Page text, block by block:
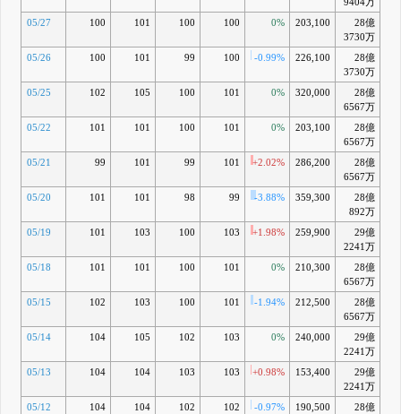
05/27
100 101 100 100 0% 203,100
28億
3730万
05/26 100 101 99 100 -0.99% 226,100
28億
3730万
05/25 102 105 100 101 0% 320,000
28億
6567万
05/22 101 101 100 101 0% 203,100
28億
6567万
05/21 99 101 99 101 +2.02% 286,200
28億
6567万
05/20 101 101 98 99 -3.88% 359,300
28億
892万
05/19 101 103 100 103 +1.98% 259,900
29億
2241万
05/18 101 101 100 101 0% 210,300
28億
6567万
05/15 102 103 100 101 -1.94% 212,500
28億
6567万
05/14 104 105 102 103 0% 240,000
29億
2241万
05/13 104 104 103 103 +0.98% 153,400
29億
2241万
05/12 104 104 102 102 -0.97% 190,500
28億